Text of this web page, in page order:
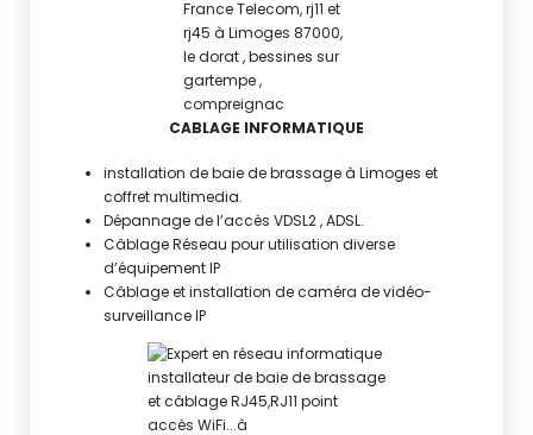
CABLAGE INFORMATIQUE
installation de baie de brassage à Limoges et
coffret multimedia.
Dépannage de l’accès VDSL2 , ADSL.
Câblage Réseau pour utilisation diverse
d’équipement IP
Câblage et installation de caméra de vidéo-
surveillance IP